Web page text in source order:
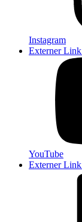
Instagram
Externer
YouTube
Externer